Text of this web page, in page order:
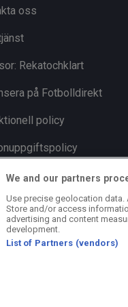
trupp”
We and our partners
Use precise geolocation
Store and/or access
advertising and content
development.
List of Partners (vendors)